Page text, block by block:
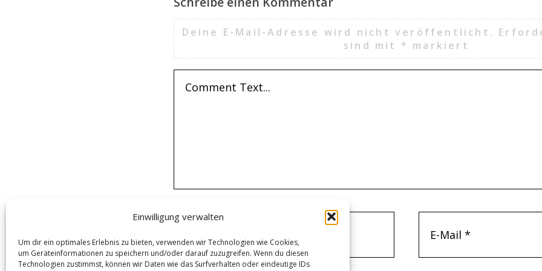
Einwilligung verwalten
Um dir ein optimales Erlebnis zu bieten, verwenden wir Technologien wie Cookies,
um Geräteinformationen zu speichern und/oder darauf zuzugreifen. Wenn du diesen
Technologien zustimmst, können wir Daten wie das Surfverhalten oder eindeutige IDs
Deine E-Mail-Adresse wird nicht veröffentlicht.
sind mit * markiert